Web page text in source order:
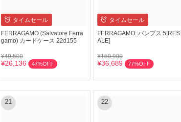
タイムセール
FERRAGAMO (Salvatore Ferra
gamo) カードケース 22d155
¥49,500
¥26,136 47%OFF
タイムセール
FERRAGAMO::パンプス:5[RES
ALE]
¥160,900
¥36,689 77%OFF
21 22